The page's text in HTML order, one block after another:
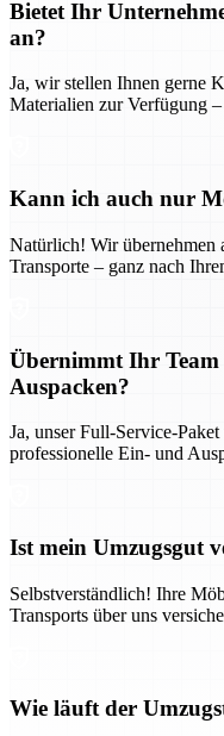
Bietet Ihr
an?
Ja, wir stellen Ihnen gerne
Materialien zur Verfügung
Kann ich auch nur
Natürlich! Wir übernehmen
Transporte – ganz nach
Übernimmt Ihr
Auspacken?
Ja, unser Full-Service-
professionelle Ein- und
Ist mein Umzugsgut
Selbstverständlich! Ihre
Transports über uns
Wie läuft der